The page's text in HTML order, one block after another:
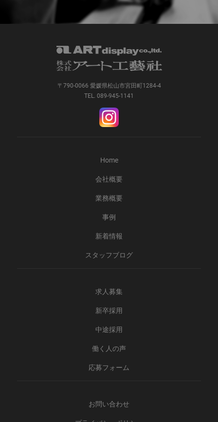
〒790-0066 愛媛県松山市宮田町1284-4
TEL. 089-945-1141
Home
会社概要
業務概要
事例
新着情報
スタッフブログ
求人募集
新卒採用
中途採用
働く人の声
応募フォーム
お問い合わせ